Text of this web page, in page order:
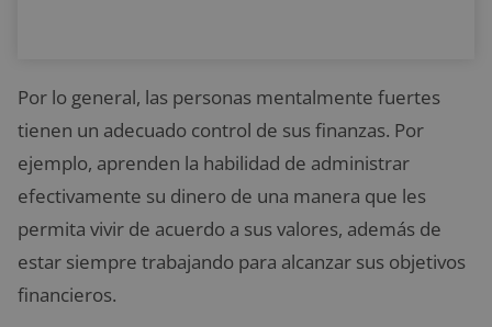
Por lo general, las personas mentalmente fuertes
tienen un adecuado control de sus finanzas. Por
ejemplo, aprenden la habilidad de administrar
efectivamente su dinero de una manera que les
permita vivir de acuerdo a sus valores, además de
estar siempre trabajando para alcanzar sus objetivos
financieros.